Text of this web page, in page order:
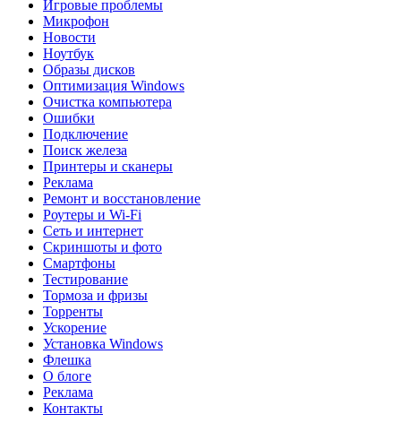
Игровые проблемы
Микрофон
Новости
Ноутбук
Образы дисков
Оптимизация Windows
Очистка компьютера
Ошибки
Подключение
Поиск железа
Принтеры и сканеры
Реклама
Ремонт и восстановление
Роутеры и Wi-Fi
Сеть и интернет
Скриншоты и фото
Смартфоны
Тестирование
Тормоза и фризы
Торренты
Ускорение
Установка Windows
Флешка
О блоге
Реклама
Контакты